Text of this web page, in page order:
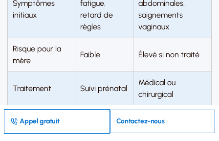
Appel gratuit Contactez-nous
Symptômes
initiaux
fatigue,
retard de
règles
abdominales,
saignements
vaginaux
Risque pour la
mère
Faible Élevé si non traité
Traitement Suivi prénatal
Médical ou
chirurgical